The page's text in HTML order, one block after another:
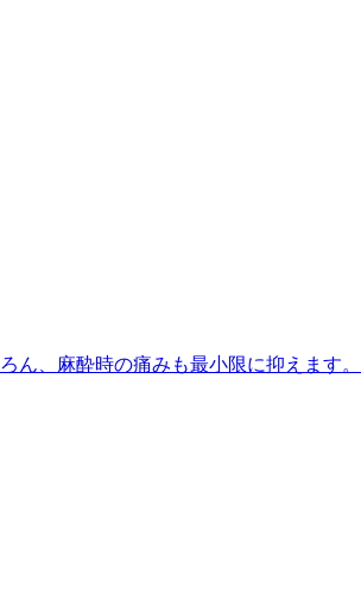
ん、麻酔時の痛みも最小限に抑えます。